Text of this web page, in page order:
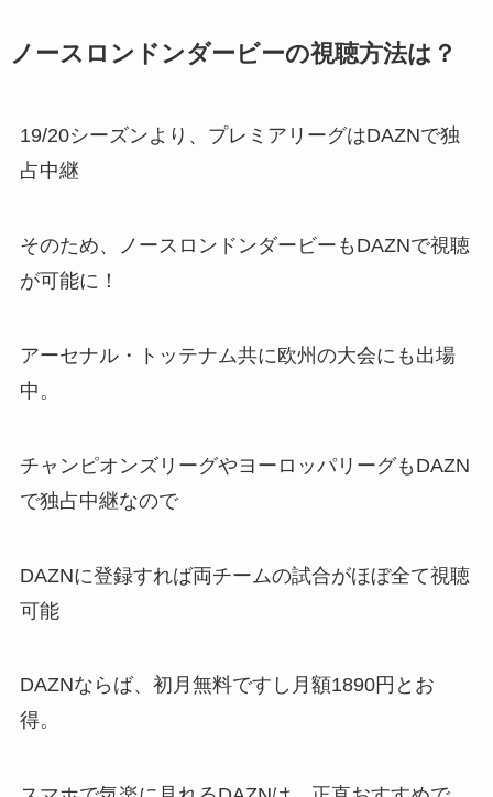
ノースロンドンダービーの視聴方法は？
19/20シーズンより、プレミアリーグはDAZNで独
占中継
そのため、ノースロンドンダービーもDAZNで視聴
が可能に！
アーセナル・トッテナム共に欧州の大会にも出場
中。
チャンピオンズリーグやヨーロッパリーグもDAZN
で独占中継なので
DAZNに登録すれば両チームの試合がほぼ全て視聴
可能
DAZNならば、初月無料ですし月額1890円とお
得。